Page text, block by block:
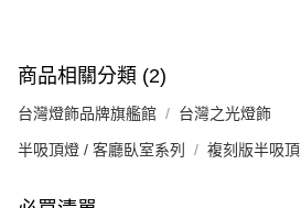
商品相關分類 (2)
台灣燈飾品牌旗艦館 台灣之光燈飾
半吸頂燈 / 客廳臥室系列 複刻版半吸頂